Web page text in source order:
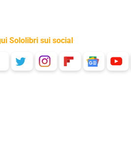
Sololibri sui social